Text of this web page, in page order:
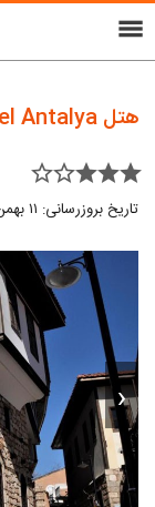
menu
هتل Kosa Boutique Hotel Antalya
star_border star_border star star star
تاریخ بروزرسانی: ۱۱ بهمن ۱۴۰۱
‹